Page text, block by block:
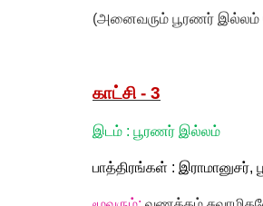
(அனைவரும் பூரணர் இல்லம்
காட்சி - 3
இடம் : பூரணர் இல்லம்
பாத்திரங்கள் : இராமானுசர்,